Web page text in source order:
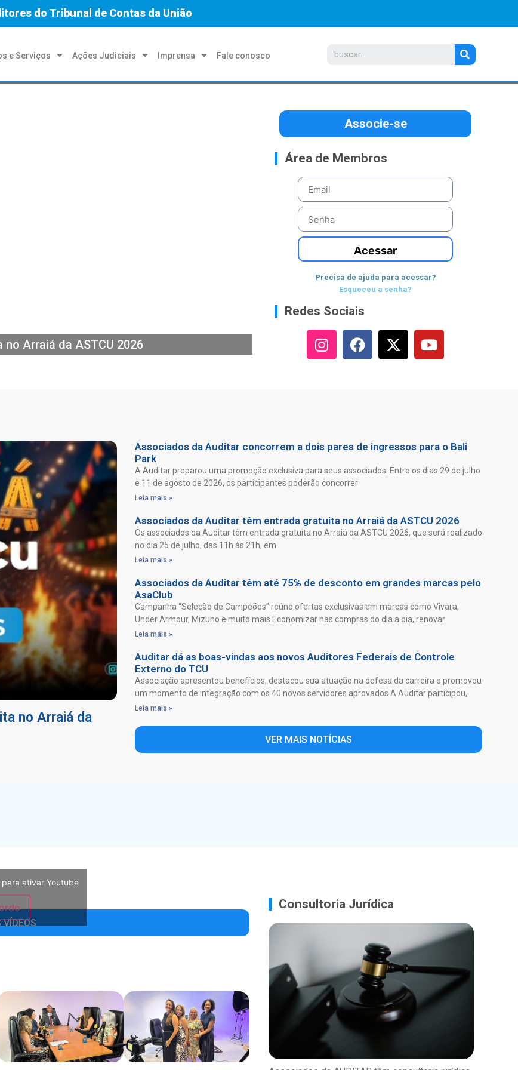
do Tribunal de Contas da União
e Serviços Ações Judiciais Imprensa Fale conosco
Arraiá da ASTCU 2026
Associe-se
Área de Membros
Acessar
Precisa de ajuda para acessar?
Esqueceu a senha?
Redes Sociais
no Arraiá da
Associados da Auditar concorrem a dois pares de ingressos para o Bali
Park
A Auditar preparou uma promoção exclusiva para seus associados. Entre os dias 29 de julho
e 11 de agosto de 2026, os participantes poderão concorrer
Leia mais »
Associados da Auditar têm entrada gratuita no Arraiá da ASTCU 2026
Os associados da Auditar têm entrada gratuita no Arraiá da ASTCU 2026, que será realizado
no dia 25 de julho, das 11h às 21h, em
Leia mais »
Associados da Auditar têm até 75% de desconto em grandes marcas pelo
AsaClub
Campanha “Seleção de Campeões” reúne ofertas exclusivas em marcas como Vivara,
Under Armour, Mizuno e muito mais Economizar nas compras do dia a dia, renovar
Leia mais »
Auditar dá as boas-vindas aos novos Auditores Federais de Controle
Externo do TCU
Associação apresentou benefícios, destacou sua atuação na defesa da carreira e promoveu
um momento de integração com os 40 novos servidores aprovados A Auditar participou,
Leia mais »
VER MAIS NOTÍCIAS
para ativar Youtube
VÍDEOS
Consultoria Jurídica